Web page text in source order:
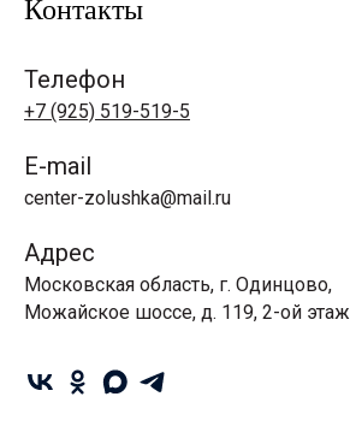
Контакты
Телефон
+7 (925) 519-519-5
E-mail
center-zolushka@mail.ru
Адрес
Московская область, г. Одинцово,
Можайское шоссе, д. 119, 2-ой этаж